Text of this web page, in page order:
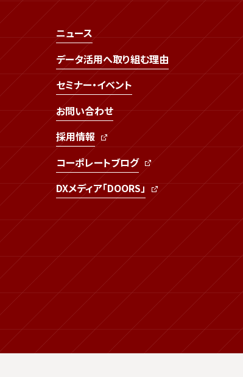
ニュース
データ活用へ取り組む理由
セミナー・イベント
お問い合わせ
採用情報
コーポレートブログ
DXメディア「DOORS」